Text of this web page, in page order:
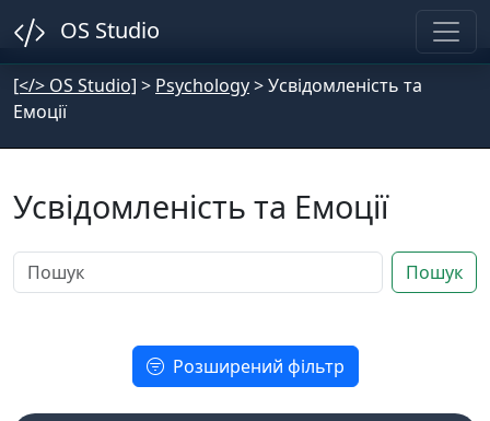
OS Studio
[</> OS Studio] > Psychology>Усвідомленість та
Емоції
Усвідомленість та Емоції
Пошук
Розширений фільтр